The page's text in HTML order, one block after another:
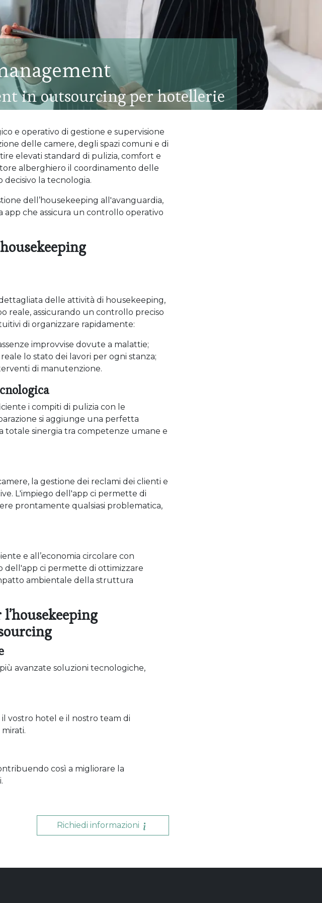
in outsourcing per hotellerie
e operativo di gestione e supervisione
delle camere, degli spazi comuni e di
elevati standard di pulizia, comfort e
alberghiero il coordinamento delle
decisivo la tecnologia.
dell’housekeeping all'avanguardia,
che assicura un controllo operativo
delle attività di housekeeping,
reale, assicurando un controllo preciso
di organizzare rapidamente:
improvvise dovute a malattie;
lo stato dei lavori per ogni stanza;
di manutenzione.
i compiti di pulizia con le
si aggiunge una perfetta
totale sinergia tra competenze umane e
la gestione dei reclami dei clienti e
L'impiego dell'app ci permette di
prontamente qualsiasi problematica,
e all’economia circolare con
dell'app ci permette di ottimizzare
ambientale della struttura
avanzate soluzioni tecnologiche,
vostro hotel e il nostro team di
così a migliorare la
Richiedi informazioni